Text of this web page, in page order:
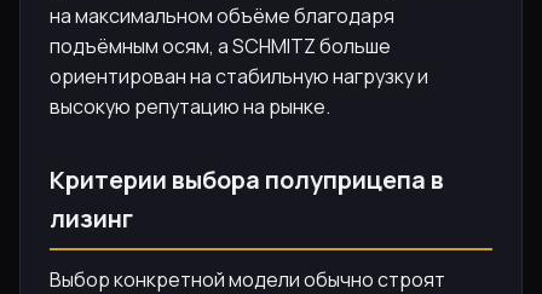
на максимальном объёме благодаря
подъёмным осям, а SCHMITZ больше
ориентирован на стабильную нагрузку и
высокую репутацию на рынке.
Критерии выбора полуприцепа в
лизинг
Выбор конкретной модели обычно строят